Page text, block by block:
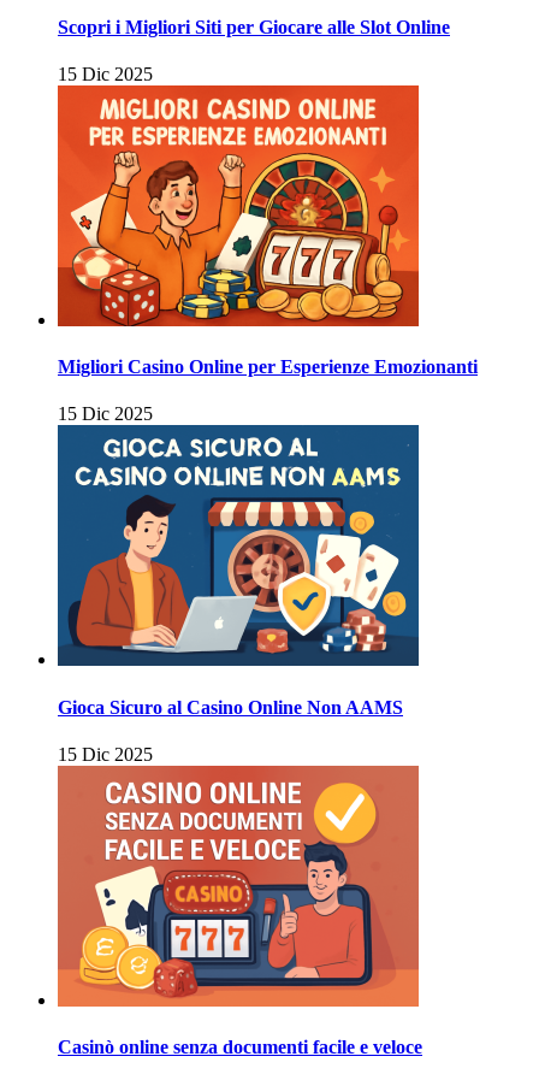
Scopri i Migliori Siti per Giocare alle Slot Online
15 Dic 2025
Migliori Casino Online per Esperienze Emozionanti
15 Dic 2025
Gioca Sicuro al Casino Online Non AAMS
15 Dic 2025
Casinò online senza documenti facile e veloce